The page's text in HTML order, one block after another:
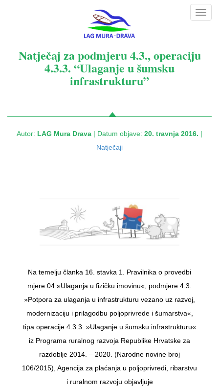
Natječaj za podmjeru 4.3., operaciju
4.3.3. “Ulaganje u šumsku
infrastrukturu”
Autor: LAG Mura Drava | Datum objave: 20. travnja 2016. |
Natječaji
Na temelju članka 16. stavka 1. Pravilnika o provedbi
mjere 04 »Ulaganja u fizičku imovinu«, podmjere 4.3.
»Potpora za ulaganja u infrastrukturu vezano uz razvoj,
modernizaciju i prilagodbu poljoprivrede i šumarstva«,
tipa operacije 4.3.3. »Ulaganje u šumsku infrastrukturu«
iz Programa ruralnog razvoja Republike Hrvatske za
razdoblje 2014. – 2020. (Narodne novine broj
106/2015), Agencija za plaćanja u poljoprivredi, ribarstvu
i ruralnom razvoju objavljuje